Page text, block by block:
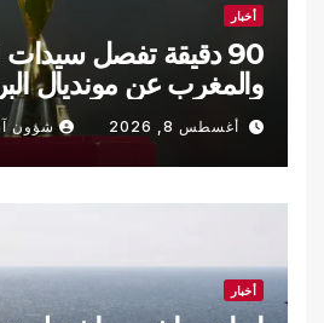
أخبار
90 دقيقة تفصل سيدات
والمغرب عن مونديال
أغسطس 8, 2026 شؤون
أخبار